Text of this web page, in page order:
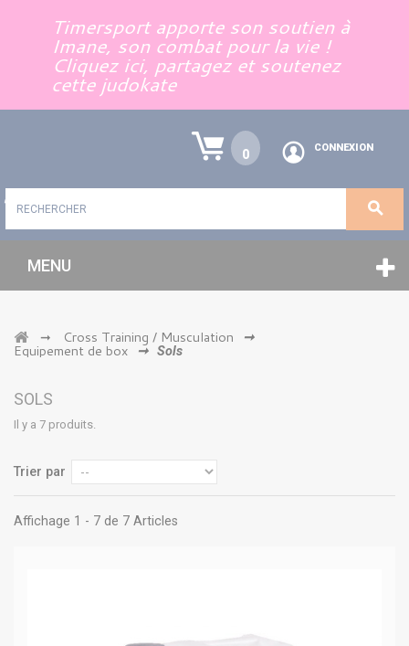
Timersport apporte son soutien à
Imane, son combat pour la vie !
Cliquez ici, partagez et soutenez
cette judokate
0 CONNEXION
MENU
➞ Cross Training / Musculation ➞
Equipement de box ➞ Sols
SOLS
Il y a 7 produits.
Trier par
Affichage 1 - 7 de 7 Articles